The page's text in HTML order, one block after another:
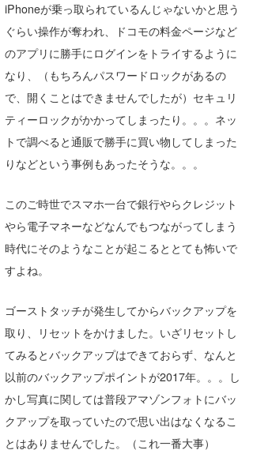
iPhoneが乗っ取られているんじゃないかと思う
ぐらい操作が奪われ、ドコモの料金ページなど
のアプリに勝手にログインをトライするように
なり、（もちろんパスワードロックがあるの
で、開くことはできませんでしたが）セキュリ
ティーロックがかかってしまったり。。。ネッ
トで調べると通販で勝手に買い物してしまった
りなどという事例もあったそうな。。。
このご時世でスマホ一台で銀行やらクレジット
やら電子マネーなどなんでもつながってしまう
時代にそのようなことが起こるととても怖いで
すよね。
ゴーストタッチが発生してからバックアップを
取り、リセットをかけました。いざリセットし
てみるとバックアップはできておらず、なんと
以前のバックアップポイントが2017年。。。し
かし写真に関しては普段アマゾンフォトにバッ
クアップを取っていたので思い出はなくなるこ
とはありませんでした。（これ一番大事）
NOBUFUKU
喜納海人
G◎Da
KID
KOBU
KY
MIN
mitz
S.K
VAGY
YUKI☆
たっちー